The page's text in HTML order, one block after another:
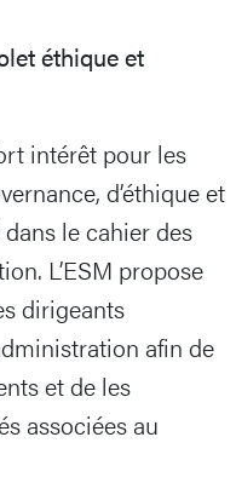
éthique et
intérêt pour les
d’éthique et
le cahier des
L’ESM propose
dirigeants
afin de
et de les
associées au